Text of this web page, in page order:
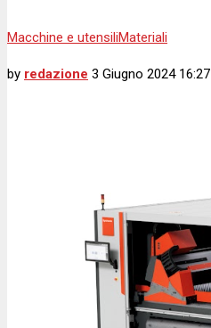
Macchine e utensiliMateriali
by redazione 3 Giugno 2024 16:27